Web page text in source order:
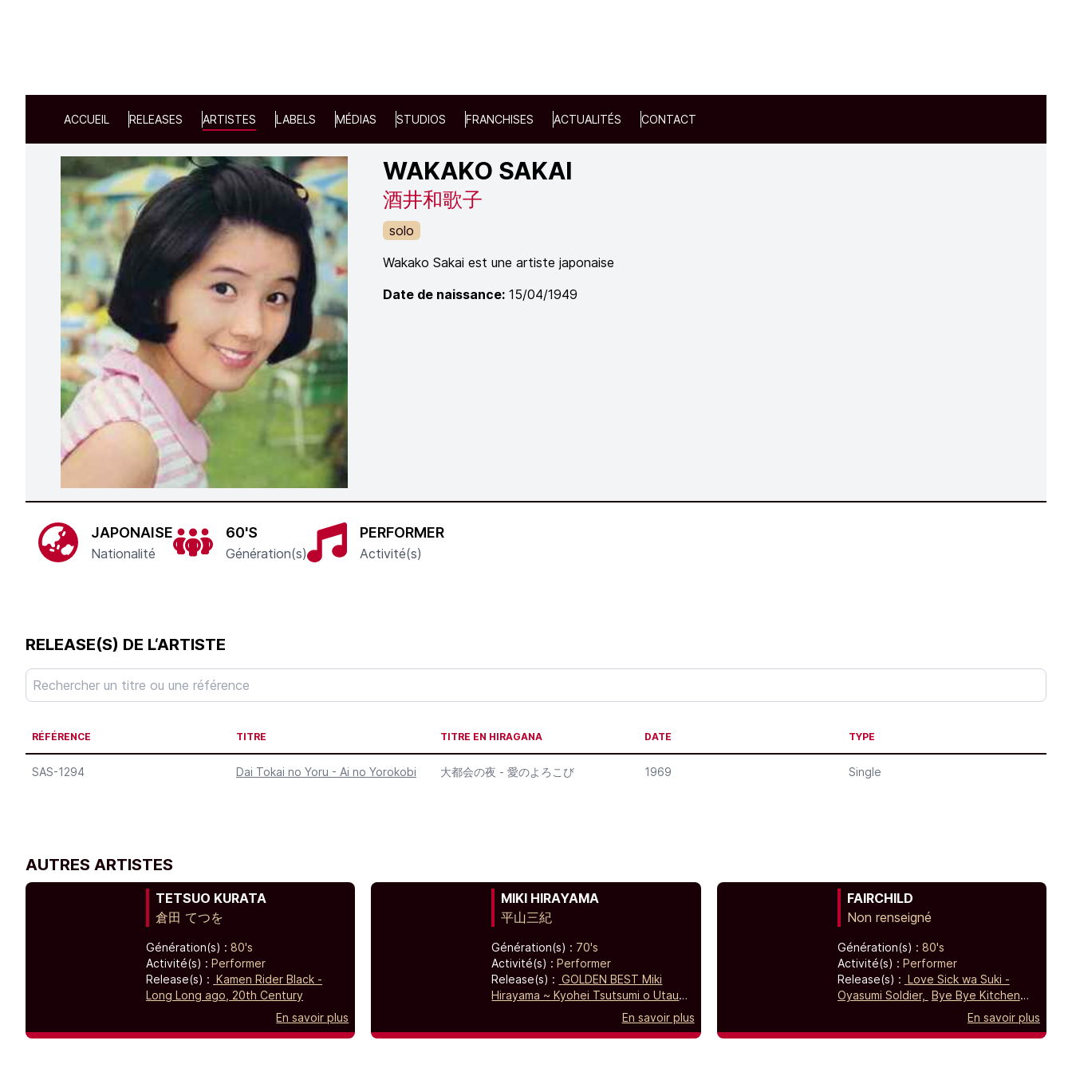
ACCUEIL RELEASES ARTISTES LABELS MÉDIAS STUDIOS FRANCHISES ACTUALITÉS CONTACT
WAKAKO SAKAI
酒井和歌子
solo
Wakako Sakai est une artiste japonaise
Date de naissance: 15/04/1949
JAPONAISE
Nationalité
60'S
Génération(s)
PERFORMER
Activité(s)
RELEASE(S) DE L‘ARTISTE
RÉFÉRENCE TITRE TITRE EN HIRAGANA DATE TYPE
SAS-1294 Dai Tokai no Yoru - Ai no Yorokobi 大都会の夜 - 愛のよろこび 1969 Single
AUTRES ARTISTES
TETSUO KURATA
倉田 てつを
Génération(s) : 80's
Activité(s) : Performer
Release(s) : Kamen Rider Black -
Long Long ago, 20th Century
En savoir plus
MIKI HIRAYAMA
平山三紀
Génération(s) : 70's
Activité(s) : Performer
Release(s) : GOLDEN BEST Miki
Hirayama ~ Kyohei Tsutsumi o Utau
Yasahi Tokai - Sotsugyo,
Golden J-POP / The Best ~ Miki
Hirayama,
En savoir plus
FAIRCHILD
Non renseigné
Génération(s) : 80's
Activité(s) : Performer
Release(s) : Love Sick wa Suki -
Oyasumi Soldier,
Bye Bye Kitchen
Girl - Nageki no Kenkoyuryoji,
Omakase Pythagoras - Q.Q.Q
En savoir plus